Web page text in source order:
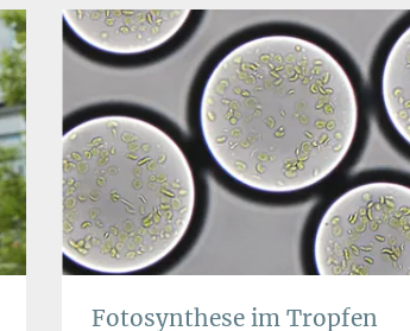
Fotosynthese im Tropfen